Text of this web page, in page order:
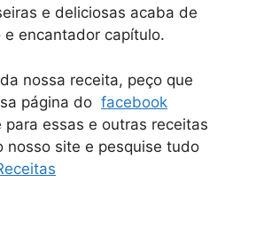
e deliciosas acaba de
e encantador capítulo.
nossa receita, peço que
página do facebook
para essas e outras receitas
nosso site e pesquise tudo